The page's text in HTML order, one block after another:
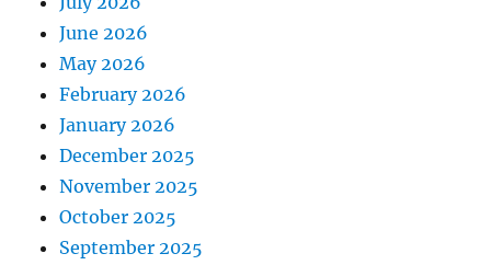
June 2026
May 2026
February 2026
January 2026
December 2025
November 2025
October 2025
September 2025